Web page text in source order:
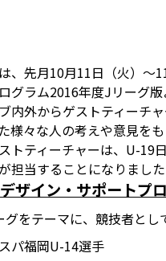
、先月10月11日（火）～
グラム2016年度Jリーグ版
内外からゲストティーチ
様々な人の考えや意見を
トティーチャーは、U-19
担当することになりまし
デザイン・サポート
グをテーマに、競技者と
パ福岡U-14選手